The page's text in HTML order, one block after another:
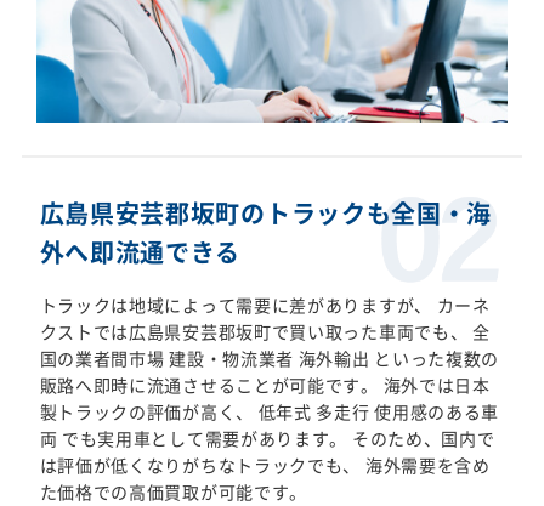
広島県安芸郡坂町のトラックも全国・海
外へ即流通できる
トラックは地域によって需要に差がありますが、 カーネ
クストでは広島県安芸郡坂町で買い取った車両でも、 全
国の業者間市場 建設・物流業者 海外輸出 といった複数の
販路へ即時に流通させることが可能です。 海外では日本
製トラックの評価が高く、 低年式 多走行 使用感のある車
両 でも実用車として需要があります。 そのため、国内で
は評価が低くなりがちなトラックでも、 海外需要を含め
た価格での高価買取が可能です。